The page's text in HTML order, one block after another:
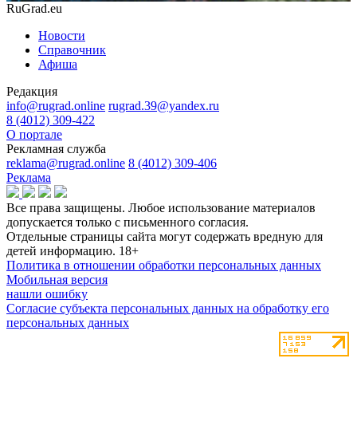
RuGrad.eu
Новости
Справочник
Афиша
Редакция
info@rugrad.online rugrad.39@yandex.ru
8 (4012) 309-422
О портале
Рекламная служба
reklama@rugrad.online 8 (4012) 309-406
Реклама
Все права защищены. Любое использование материалов
допускается только с письменного согласия.
Отдельные страницы сайта могут содержать вредную для
детей информацию. 18+
Политика в отношении обработки персональных данных
Мобильная версия
нашли ошибку
Согласие субъекта персональных данных на обработку его
персональных данных